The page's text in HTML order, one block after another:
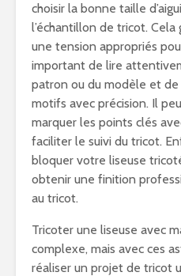
choisir la bonne taille
l’échantillon de tricot.
une tension appropriés
important de lire
patron ou du modèle et de
motifs avec précision. Il
marquer les points clés
faciliter le suivi du tricot.
bloquer votre liseuse
obtenir une finition
au tricot.
Tricoter une liseuse avec
complexe, mais avec ces
réaliser un projet de tricot